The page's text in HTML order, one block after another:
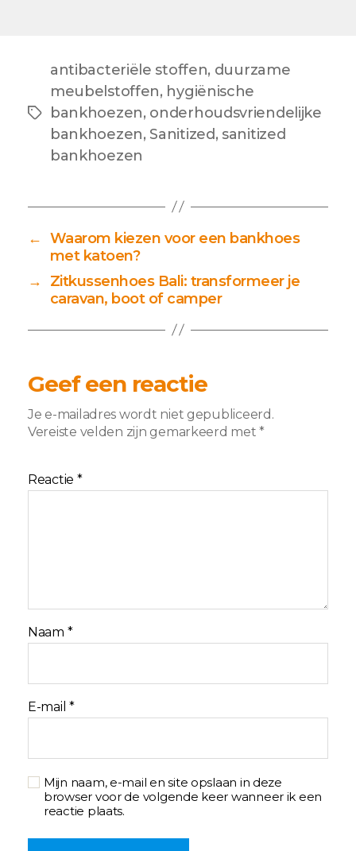
Tags
antibacteriële stoffen, duurzame
meubelstoffen, hygiënische
bankhoezen, onderhoudsvriendelijke
bankhoezen, Sanitized, sanitized
bankhoezen
← Waarom kiezen voor een bankhoes
met katoen?
→
Zitkussenhoes Bali: transformeer je
caravan, boot of camper
Geef een reactie
Je e-mailadres wordt niet gepubliceerd.
Vereiste velden zijn gemarkeerd met*
Reactie *
Naam *
E-mail*
Mijn naam, e-mail en site opslaan in deze
browser voor de volgende keer wanneer ik een
reactie plaats.